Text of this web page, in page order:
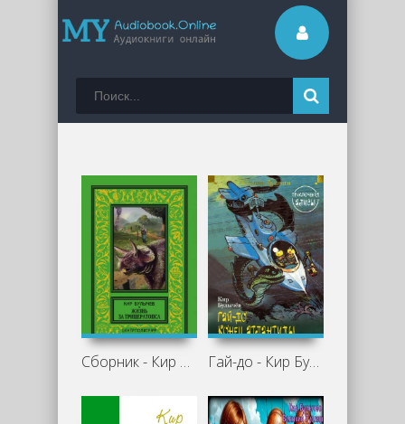
Сборник - Кир Булычев Гай-до - Кир Булычев